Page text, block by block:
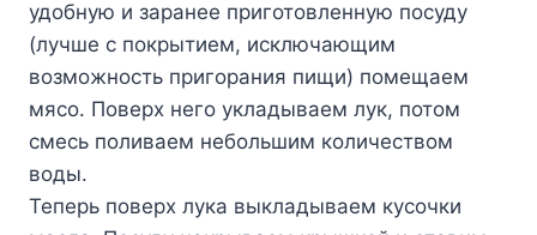
удобную и заранее приготовленную посуду
(лучше с покрытием, исключающим
возможность пригорания пищи) помещаем
мясо. Поверх него укладываем лук, потом
смесь поливаем небольшим количеством
воды.
Теперь поверх лука выкладываем кусочки